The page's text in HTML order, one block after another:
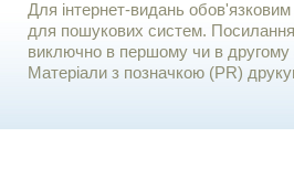
Для iнтернет-видань
для пошукових систем. Посилання
виключно в першому чи в другому
Матеріали з позначкою (PR)